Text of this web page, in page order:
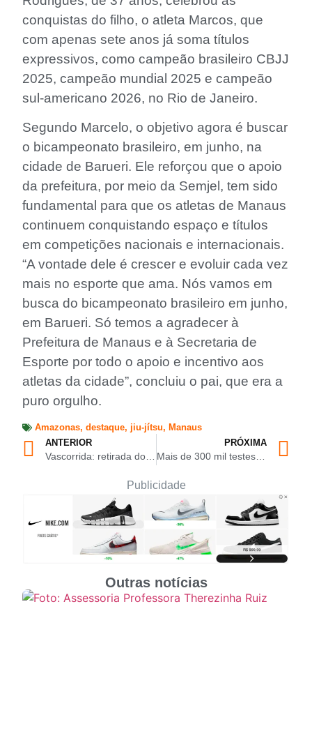
conquistas do filho, o atleta Marcos, que
com apenas sete anos já soma títulos
expressivos, como campeão brasileiro CBJJ
2025, campeão mundial 2025 e campeão
sul-americano 2026, no Rio de Janeiro.
Segundo Marcelo, o objetivo agora é buscar
o bicampeonato brasileiro, em junho, na
cidade de Barueri. Ele reforçou que o apoio
da prefeitura, por meio da Semjel, tem sido
fundamental para que os atletas de Manaus
continuem conquistando espaço e títulos
em competições nacionais e internacionais.
“A vontade dele é crescer e evoluir cada vez
mais no esporte que ama. Nós vamos em
busca do bicampeonato brasileiro em junho,
em Barueri. Só temos a agradecer à
Prefeitura de Manaus e à Secretaria de
Esporte por todo o apoio e incentivo aos
atletas da cidade”, concluiu o pai, que era a
puro orgulho.
Amazonas, destaque, jiu-jítsu, Manaus
ANTERIOR
Vascorrida: retirada dos kits acontece nesta sexta-feira (06/03) e sábado (07/03), na Arena da Amazônia
PRÓXIMA
Mais de 300 mil testes em laboratório por ano comprovam qualidade da água distribuída em Manaus
Publicidade
Outras notícias